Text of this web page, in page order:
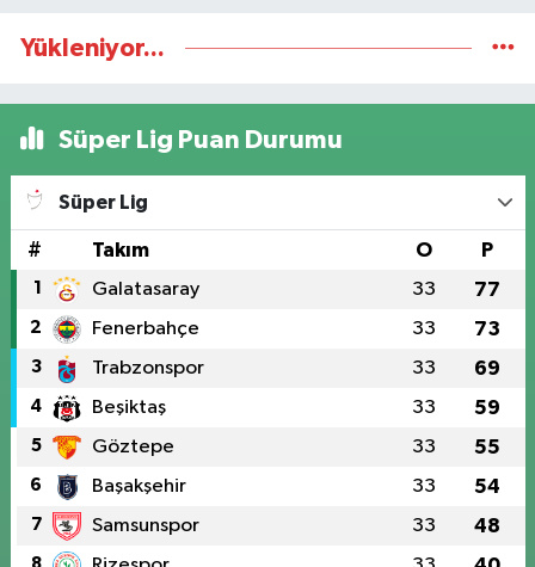
Yükleniyor...
Süper Lig Puan Durumu
Süper Lig
# Takım O P
1 Galatasaray 33 77
2 Fenerbahçe 33 73
3 Trabzonspor 33 69
4 Beşiktaş 33 59
5 Göztepe 33 55
6 Başakşehir 33 54
7 Samsunspor 33 48